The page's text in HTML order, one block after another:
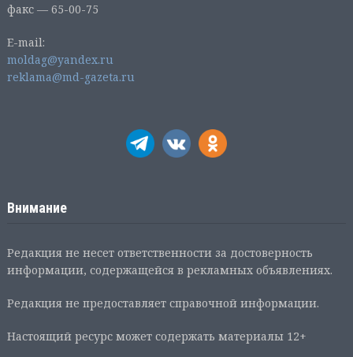
факс — 65-00-75
E-mail:
moldag@yandex.ru
reklama@md-gazeta.ru
Внимание
Редакция не несет ответственности за достоверность
информации, содержащейся в рекламных объявлениях.
Редакция не предоставляет справочной информации.
Настоящий ресурс может содержать материалы 12+